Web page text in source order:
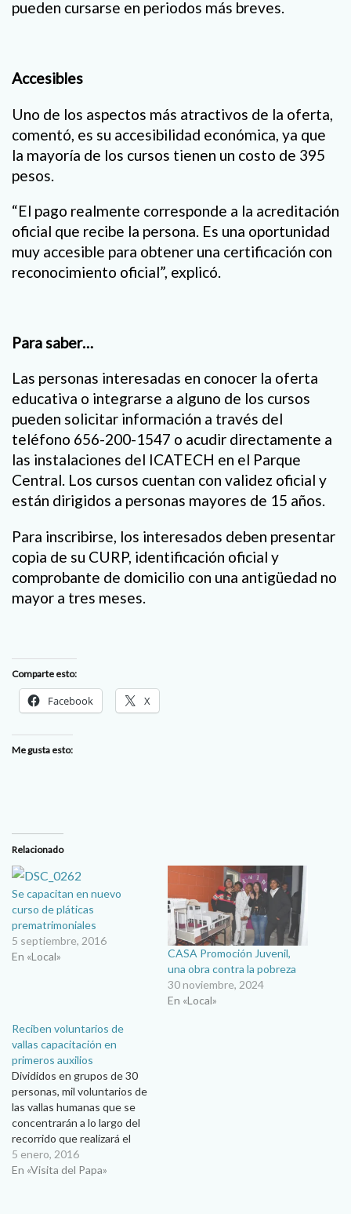
pueden cursarse en periodos más breves.
Accesibles
Uno de los aspectos más atractivos de la oferta,
comentó, es su accesibilidad económica, ya que
la mayoría de los cursos tienen un costo de 395
pesos.
“El pago realmente corresponde a la acreditación
oficial que recibe la persona. Es una oportunidad
muy accesible para obtener una certificación con
reconocimiento oficial”, explicó.
Para saber…
Las personas interesadas en conocer la oferta
educativa o integrarse a alguno de los cursos
pueden solicitar información a través del
teléfono 656-200-1547 o acudir directamente a
las instalaciones del ICATECH en el Parque
Central. Los cursos cuentan con validez oficial y
están dirigidos a personas mayores de 15 años.
Para inscribirse, los interesados deben presentar
copia de su CURP, identificación oficial y
comprobante de domicilio con una antigüedad no
mayor a tres meses.
Comparte esto:
Facebook X
Me gusta esto:
Relacionado
Se capacitan en nuevo
curso de pláticas
prematrimoniales
5 septiembre, 2016
En «Local»
CASA Promoción Juvenil,
una obra contra la pobreza
30 noviembre, 2024
En «Local»
Reciben voluntarios de
vallas capacitación en
primeros auxilios
Divididos en grupos de 30
personas, mil voluntarios de
las vallas humanas que se
concentrarán a lo largo del
recorrido que realizará el
Papa Francisco en su visita a
Ciudad Juárez, comenzaron a
5 enero, 2016
En «Visita del Papa»